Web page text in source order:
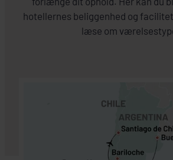
hotellernes beliggenhed og
læse om